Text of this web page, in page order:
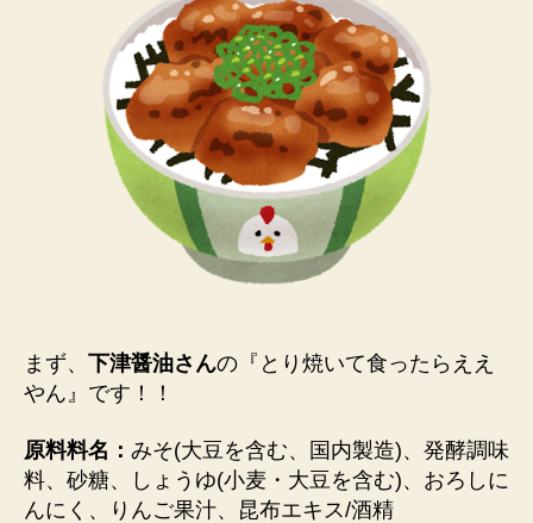
まず、 下津醤油さんの『 とり焼いて食ったらええ
やん』です！！
原料料名： みそ(大豆を含む、国内製造)、発酵調味
料、砂糖、しょうゆ(小麦・大豆を含む)、おろしに
んにく、りんご果汁、昆布エキス/酒精